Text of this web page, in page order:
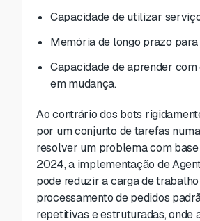
Capacidade de utilizar
Memória de longo prazo
Capacidade de aprender
em mudança.
Ao contrário dos bots
por um conjunto de tarefas
resolver um problema com
2024, a implementação de
pode reduzir a carga de
processamento de pedidos
repetitivas e estruturadas, onde